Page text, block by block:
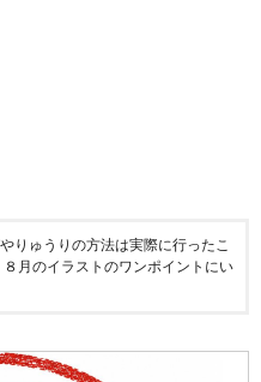
りゅうりの方法は実際に行ったこ
月のイラストのワンポイントにい